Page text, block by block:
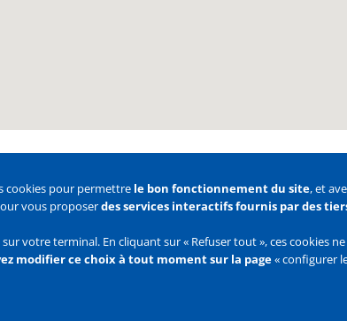
cookies pour permettre le bon fonctionnement du site, et
vous proposerdes services interactifs fournis par des
votre terminal. En cliquant sur « Refuser tout », ces cookies
modifier ce choix à tout moment sur la page« configurer